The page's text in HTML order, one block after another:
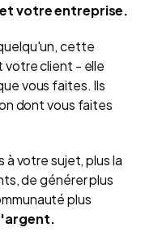
et votre entreprise.
cette
votre client - elle
vous faites. Ils
dont vous faites
à votre sujet, plus la
de générer plus
plus